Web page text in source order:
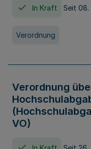
In Kraft Seit 08.
Verordnung
Verordnung
VO)